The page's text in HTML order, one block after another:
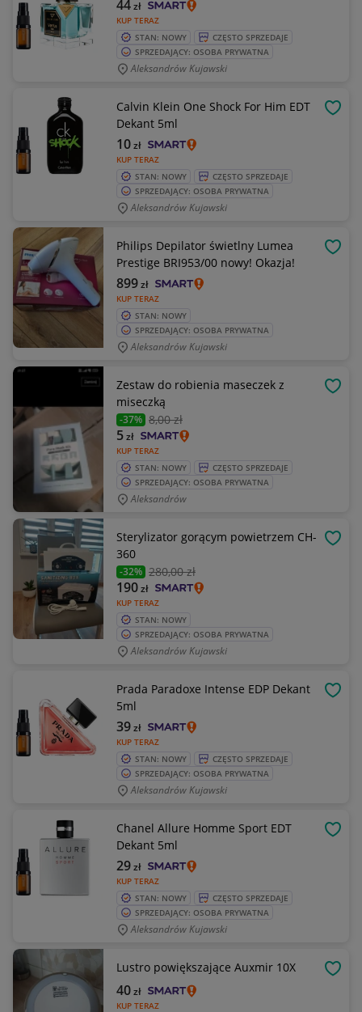
KUP TERAZ
44zł
STAN: NOWY
CZĘSTO SPRZEDAJE
SPRZEDAJĄCY: OSOBA PRYWATNA
Aleksandrów Kujawski
Calvin Klein One Shock For Him EDT
Dekant 5ml
KUP TERAZ
10zł
STAN: NOWY
CZĘSTO SPRZEDAJE
SPRZEDAJĄCY: OSOBA PRYWATNA
Aleksandrów Kujawski
Philips Depilator świetlny Lumea
Prestige BRI953/00 nowy! Okazja!
KUP TERAZ
899zł
STAN: NOWY
SPRZEDAJĄCY: OSOBA PRYWATNA
Aleksandrów Kujawski
Zestaw do robienia maseczek z
miseczką
-37% 8,00 zł
KUP TERAZ
5zł
STAN: NOWY
CZĘSTO SPRZEDAJE
SPRZEDAJĄCY: OSOBA PRYWATNA
Aleksandrów
Sterylizator gorącym powietrzem CH-
360
-32% 280,00 zł
KUP TERAZ
190zł
STAN: NOWY
SPRZEDAJĄCY: OSOBA PRYWATNA
Aleksandrów Kujawski
Prada Paradoxe Intense EDP Dekant
5ml
KUP TERAZ
39zł
STAN: NOWY
CZĘSTO SPRZEDAJE
SPRZEDAJĄCY: OSOBA PRYWATNA
Aleksandrów Kujawski
Chanel Allure Homme Sport EDT
Dekant 5ml
KUP TERAZ
29zł
STAN: NOWY
CZĘSTO SPRZEDAJE
SPRZEDAJĄCY: OSOBA PRYWATNA
Aleksandrów Kujawski
Lustro powiększające Auxmir 10X
KUP TERAZ
40zł